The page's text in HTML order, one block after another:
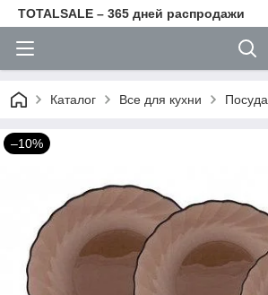
TOTALSALE – 365 дней распродажи
Каталог Все для кухни Посуда
–10%